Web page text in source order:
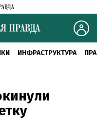
ИНФРАСТРУКТУРА